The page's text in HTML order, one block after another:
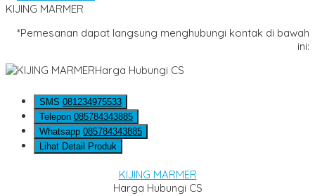
KIJING MARMER
*Pemesanan dapat langsung menghubungi kontak di bawah
ini:
Harga Hubungi CS
SMS 081234975533
Telepon 085784343885
Whatsapp 085784343885
Lihat Detail Produk
KIJING MARMER
Harga Hubungi CS